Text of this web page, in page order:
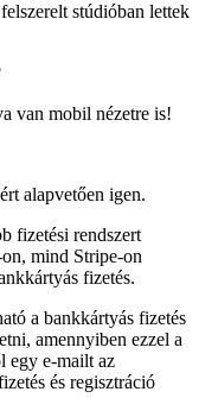
stúdióban lettek
van mobil nézetre is!
alapvetően igen.
fizetési rendszert
mind Stripe-on
fizetés.
a bankkártyás fizetés
amennyiben ezzel a
egy e-mailt az
és regisztráció